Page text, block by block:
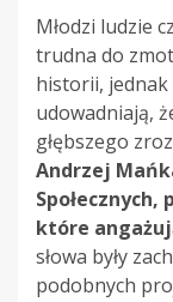
Młodzi ludzie
trudna do
historii,
udowadniają,
głębszego
Andrzej
które
słowa były
podobnych